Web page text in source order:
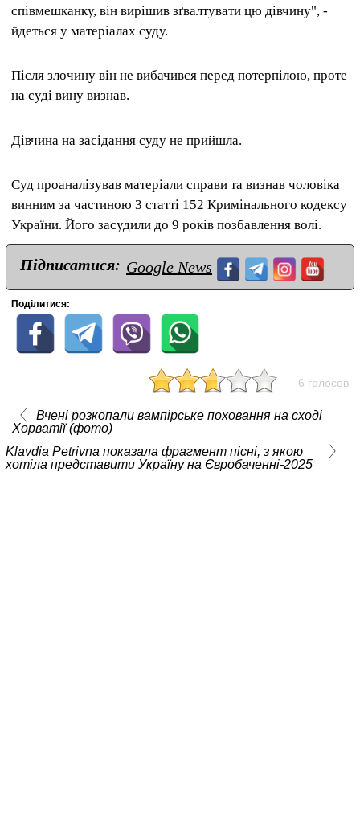
співмешканку, він вирішив зґвалтувати цю дівчину", -
йдеться у матеріалах суду.
Після злочину він не вибачився перед потерпілою, проте
на суді вину визнав.
Дівчина на засідання суду не прийшла.
Суд проаналізував матеріали справи та визнав чоловіка
винним за частиною 3 статті 152 Кримінального кодексу
України. Його засудили до 9 років позбавлення волі.
Підписатися: Google News
Поділитися:
6 голосов
Вчені розкопали вампірське поховання на сході
Хорватії (фото)
Klavdia Petrivna показала фрагмент пісні, з якою
хотіла представити Україну на Євробаченні-2025